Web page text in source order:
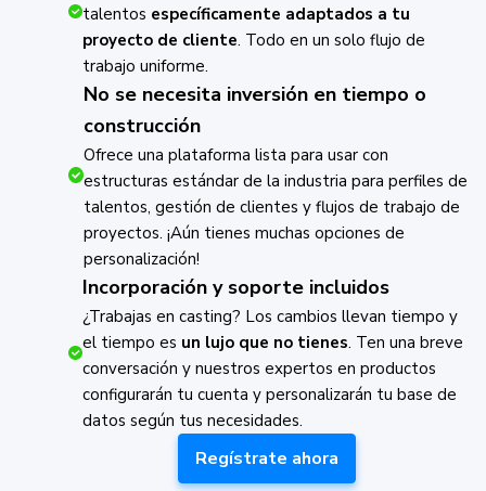
talentos específicamente adaptados a tu
proyecto de cliente. Todo en un solo flujo de
trabajo uniforme.
No se necesita inversión en tiempo o
construcción
Ofrece una plataforma lista para usar con
estructuras estándar de la industria para perfiles de
talentos, gestión de clientes y flujos de trabajo de
proyectos. ¡Aún tienes muchas opciones de
personalización!
Incorporación y soporte incluidos
¿Trabajas en casting? Los cambios llevan tiempo y
el tiempo es un lujo que no tienes. Ten una breve
conversación y nuestros expertos en productos
configurarán tu cuenta y personalizarán tu base de
datos según tus necesidades.
Regístrate ahora